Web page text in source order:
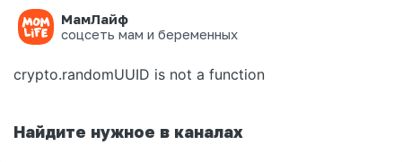
МамЛайф
соцсеть мам и беременных
Ошибка на странице
crypto.randomUUID is not a function
Найдите нужное в каналах